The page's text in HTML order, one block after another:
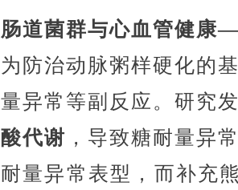
肠道菌群与心血管健康
为防治动脉粥样硬化的
量异常等副反应。研究
酸代谢 ，导致糖耐量异
耐量异常表型，而补充